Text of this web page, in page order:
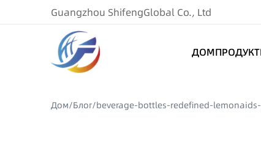
Guangzhou ShifengGlobal Co., Ltd
ДОМ
Дом/Блог/beverage-bottles-redefined-